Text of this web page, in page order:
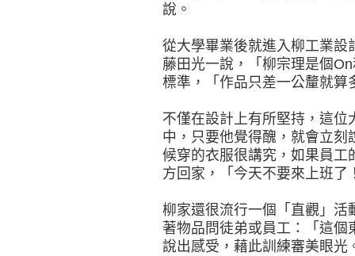
說。
從大學畢業後就進入柳工業設
藤田光一說，「柳宗理是個
標準，「作品只差一公釐就算
不僅在設計上有所堅持，這
中，只要他覺得醜，就會立
候穿的衣服很講究，如果員工
方回家，「今天不要來上班了
柳家還很流行一個「直觀」活
著物品問徒弟或員工：「這
說出感受，藉此訓練審美眼光